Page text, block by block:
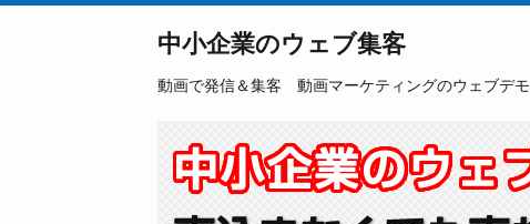
中小企業のウェブ集客
動画で発信＆集客 動画マーケティングのウェブデモ